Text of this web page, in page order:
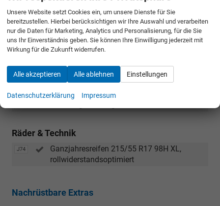
[U9E]
USB-
Anschlüsse)
U9E
2 USB-Schnittstellen (Typ C) in der
Mittelkonsole vorne, 2 USB-Ladebuchsen
(Typ C) an der Mittelarmlehne hinten)
(nur
in
mit
[3D7]
9WJ
App-Connect inklusive App-Connect Wireless
Räder & Technik
J74
Ganzjahresreifen 215/55 R17 98H XL,
rollwiderstandsoptimiert
Nachrüstbare Extras
Unsere Website setzt Cookies ein, um unsere Dienste für Sie
bereitzustellen. Hierbei berücksichtigen wir Ihre Auswahl und verarbeiten
nur die Daten für Marketing, Analytics und Personalisierung, für die Sie
uns Ihr Einverständnis geben. Sie können Ihre Einwilligung jederzeit mit
Wirkung für die Zukunft widerrufen.
Alle akzeptieren Alle ablehnen Einstellungen
Datenschutzerklärung Impressum